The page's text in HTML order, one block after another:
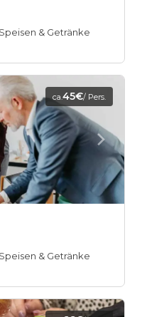
Speisen & Getränke
ca.45€/ Pers.
Speisen & Getränke